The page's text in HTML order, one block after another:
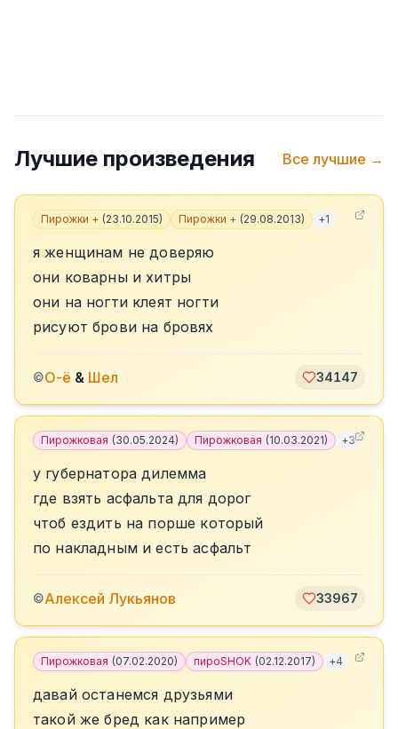
Лучшие произведения Все лучшие →
Пирожки + (23.10.2015) Пирожки + (29.08.2013) +1
я женщинам не доверяю
они коварны и хитры
они на ногти клеят ногти
рисуют брови на бровях
©О-ё & Шел 34147
Пирожковая (30.05.2024) Пирожковая (10.03.2021) +3
у губернатора дилемма
где взять асфальта для дорог
чтоб ездить на порше который
по накладным и есть асфальт
©Алексей Лукьянов 33967
Пирожковая (07.02.2020) пироSHOK (02.12.2017) +4
давай останемся друзьями
такой же бред как например